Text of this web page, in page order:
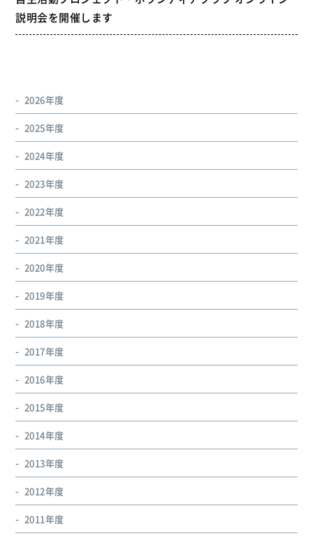
説明会を開催します
2026年度
2025年度
2024年度
2023年度
2022年度
2021年度
2020年度
2019年度
2018年度
2017年度
2016年度
2015年度
2014年度
2013年度
2012年度
2011年度